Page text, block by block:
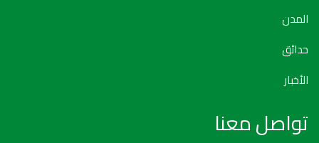
المدن
حدائق
الأخبار
تواصل معنا